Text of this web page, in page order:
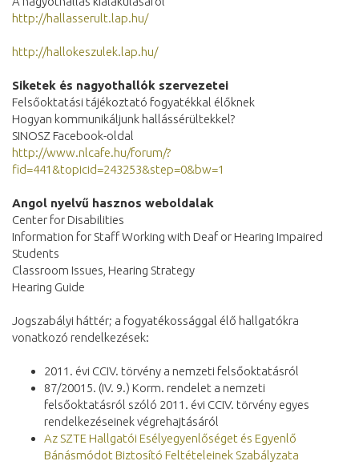
http://hallasserult.lap.hu/
http://hallokeszulek.lap.hu/
Siketek és nagyothallók szervezetei
Felsőoktatási tájékoztató fogyatékkal élőknek
Hogyan kommunikáljunk hallássérültekkel?
SINOSZ Facebook-oldal
http://www.nlcafe.hu/forum/?
fid=441&topicid=243253&step=0&bw=1
Angol nyelvű hasznos weboldalak
Center for Disabilities
Information for Staff Working with Deaf or Hearing Impaired
Students
Classroom Issues, Hearing Strategy
Hearing Guide
Jogszabályi háttér; a fogyatékossággal élő hallgatókra
vonatkozó rendelkezések:
2011. évi CCIV. törvény a nemzeti felsőoktatásról
87/20015. (IV. 9.) Korm. rendelet a nemzeti
felsőoktatásról szóló 2011. évi CCIV. törvény egyes
rendelkezéseinek végrehajtásáról
Az SZTE Hallgatói Esélyegyenlőséget és Egyenlő
Bánásmódot Biztosító Feltételeinek Szabályzata